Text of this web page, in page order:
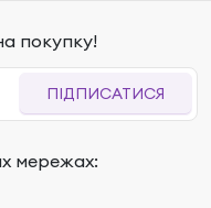
покупку!
ПІДПИСАТИСЯ
мережах: